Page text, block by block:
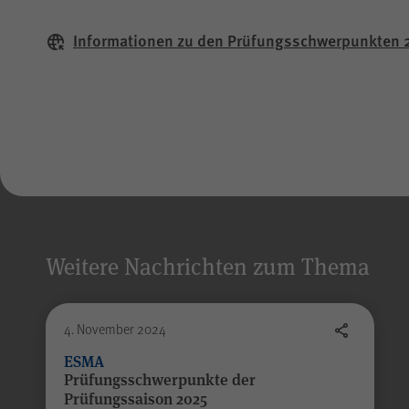
Informationen zu den Prüfungsschwerpunkten
Alle Angaben
Weitere Nachrichten zum Thema
4. November 2024
ESMA
Prüfungsschwerpunkte der
Prüfungssaison 2025